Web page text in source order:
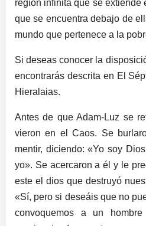
región infinita que se extiende
que se encuentra debajo de
mundo que pertenece a la
Si deseas conocer la
encontrarás descrita en El
Hieralaias.
Antes de que Adam-Luz se
vieron en el Caos. Se
mentir, diciendo: «Yo soy
yo». Se acercaron a él y le
este el dios que destruyó
«Sí, pero si deseáis que no
convoquemos a un